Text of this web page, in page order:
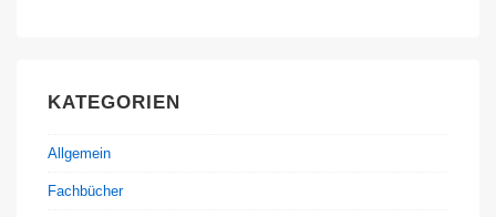
KATEGORIEN
Allgemein
Fachbücher